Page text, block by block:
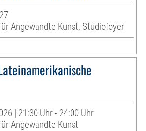
Angewandte Kunst, Studiofoyer
| 21:30 Uhr - 24:00 Uhr
Angewandte Kunst